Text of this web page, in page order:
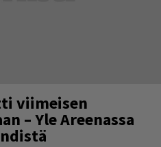
viimeisen
– Yle Areenassa